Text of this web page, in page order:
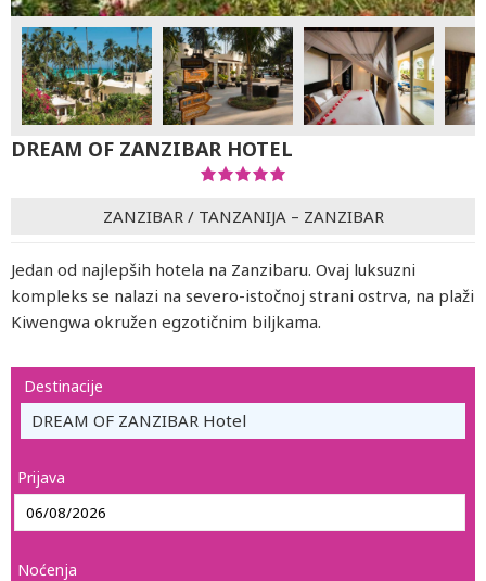
DREAM OF ZANZIBAR HOTEL
ZANZIBAR / TANZANIJA – ZANZIBAR
Jedan od najlepših hotela na Zanzibaru. Ovaj luksuzni
kompleks se nalazi na severo-istočnoj strani ostrva, na plaži
Kiwengwa okružen egzotičnim biljkama.
Destinacije
DREAM OF ZANZIBAR Hotel
Prijava
Noćenja